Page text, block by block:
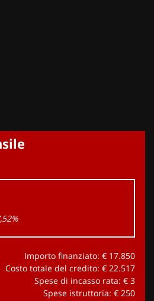
%
Importo finanziato: € 17.850
Costo totale del credito: € 22.517
Spese di incasso rata: € 3
Spese istruttoria: € 250